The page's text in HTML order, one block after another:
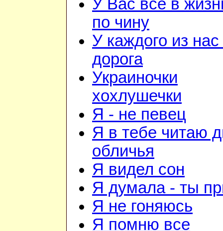
У Вас всё в
по чину
У каждого из
дорога
Украиночки
хохлушечки
Я - не певец
Я в тебе читаю
обличья
Я видел сон
Я думала - ты
Я не гоняюсь
Я помню все